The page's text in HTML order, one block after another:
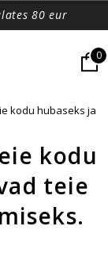
80 eur
0
kodu hubaseks ja
kodu
teie